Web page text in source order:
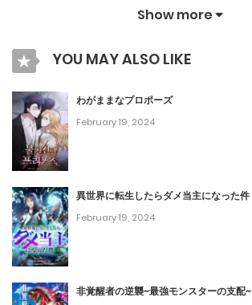
February 2, 2024
第8話
January 30, 2024
第7話
January 5, 2024
第6話
January 4, 2024
第5話
Show more
YOU MAY ALSO LIKE
わがままなプロポーズ
February 19, 2024
異世界に転生したらダメ当主になった件
February 19, 2024
非覚醒者の逆襲~最強モンスターの支配~